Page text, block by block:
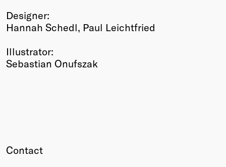
Designer:
Hannah Schedl, Paul Leichtfried
Illustrator:
Sebastian Onufszak
Contact